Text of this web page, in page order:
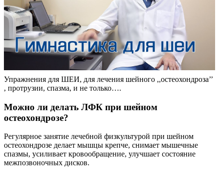
Упражнения для ШЕИ, для лечения шейного ,,остеохондроза’’
, протрузии, спазма, и не только….
Можно ли делать ЛФК при шейном
остеохондрозе?
Регулярное занятие лечебной физкультурой при шейном
остеохондрозе делает мышцы крепче, снимает мышечные
спазмы, усиливает кровообращение, улучшает состояние
межпозвоночных дисков.